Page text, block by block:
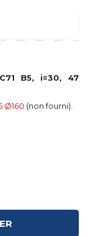
B5, i=30, 47
Ø160 (non fourni).